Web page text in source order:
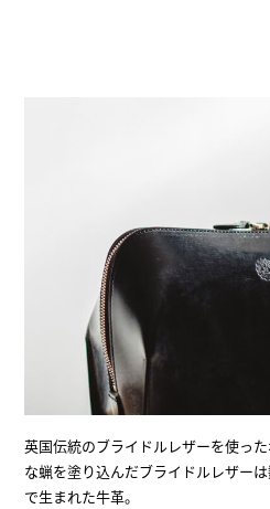
英国伝統のブライドルレザーを使っ
な蝋を塗り込んだブライドルレザー
で生まれた牛革。